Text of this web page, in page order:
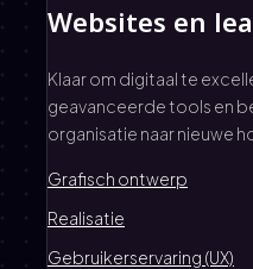
Websites en
Klaar om digitaal te
geavanceerde tools en
organisatie naar nieuwe
Grafisch ontwerp
Realisatie
Gebruikerservaring (UX)